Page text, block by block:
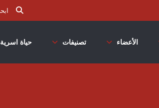
الأعضاء تصنيفات حياة اسرية